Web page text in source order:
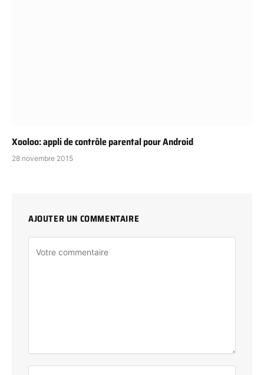
Xooloo: appli de contrôle parental pour Android
28 novembre 2015
AJOUTER UN COMMENTAIRE